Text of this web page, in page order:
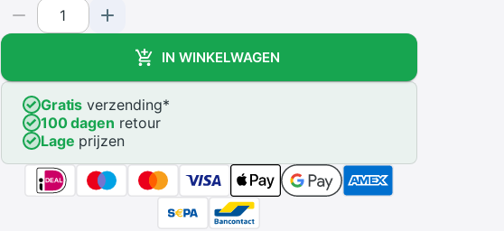
IN WINKELWAGEN
Gratis verzending*
100 dagen retour
Lage prijzen